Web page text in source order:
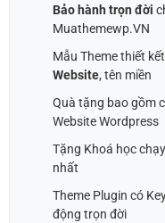
Bảo hành trọn đời
Muathemewp.VN
Mẫu Theme thiết
Website, tên miền
Quà tặng bao gồm
Website Wordpress
Tặng Khoá học
nhất
Theme Plugin có
động trọn đời